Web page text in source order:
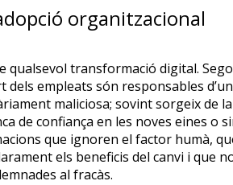
organitzacional
qualsevol transformació digital.
dels empleats són responsables
maliciosa; sovint sorgeix de
de confiança en les noves eines o
que ignoren el factor humà,
els beneficis del canvi i que
al fracàs.